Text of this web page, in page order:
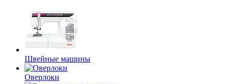
Швейные машины
Оверлоки